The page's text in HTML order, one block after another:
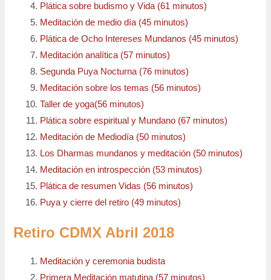
Plática sobre budismo y Vida (61 minutos)
Meditación de medio día (45 minutos)
Plática de Ocho Intereses Mundanos (45 minutos)
Meditación analítica (57 minutos)
Segunda Puya Nocturna (76 minutos)
Meditación sobre los temas (56 minutos)
Taller de yoga(56 minutos)
Plática sobre espiritual y Mundano (67 minutos)
Meditación de Mediodía (50 minutos)
Los Dharmas mundanos y meditación (50 minutos)
Meditación en introspección (53 minutos)
Plática de resumen Vidas (56 minutos)
Puya y cierre del retiro (49 minutos)
Retiro CDMX Abril 2018
Meditación y ceremonia budista
Primera Meditación matutina (57 minutos)